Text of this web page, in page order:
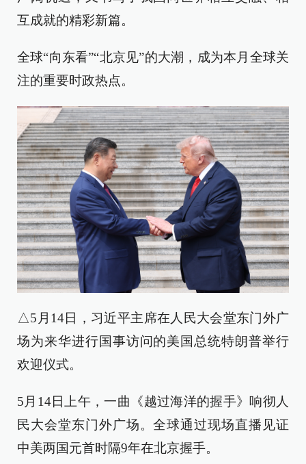
互成就的精彩新篇。
全球“向东看”“北京见”的大潮，成为本月全球关
注的重要时政热点。
△5月14日，习近平主席在人民大会堂东门外广
场为来华进行国事访问的美国总统特朗普举行
欢迎仪式。
5月14日上午，一曲《越过海洋的握手》响彻人
民大会堂东门外广场。全球通过现场直播见证
中美两国元首时隔9年在北京握手。